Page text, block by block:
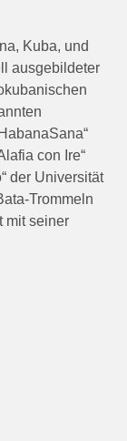
Kuba, und
ausgebildeter
con Ire“
der Universität
Trommeln
mit seiner